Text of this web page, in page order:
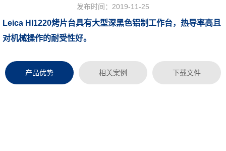
发布时间：2019-11-25
浏览次数：
Leica HI1220烤片台具有大型深黑色铝制工作台，热导率高且
对机械操作的耐受性好。
产品优势 相关案例 下载文件